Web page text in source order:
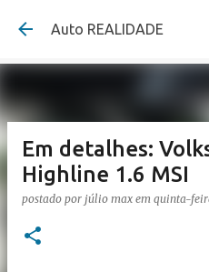
Pular para o
Auto REALIDADE
Em detalhes:
Highline 1.6 MSI
postado por júlio max em quinta-